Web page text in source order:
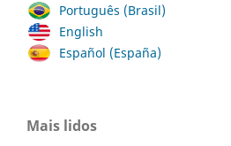
Português (Brasil)
English
Español (España)
Mais lidos